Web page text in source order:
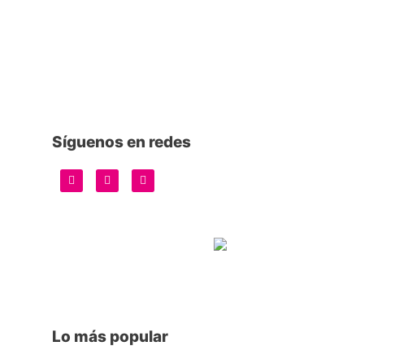
Síguenos en redes
Lo más popular